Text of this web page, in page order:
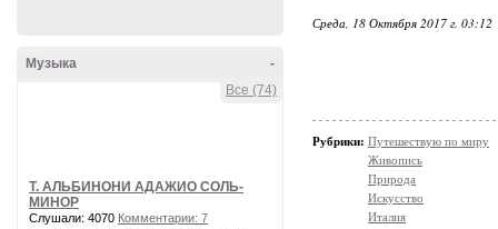
-
Музыка
Все (74)
Т. АЛЬБИНОНИ АДАЖИО СОЛЬ-
МИНОР
Слушали: 4070 Комментарии: 7
Среда, 18 Октября 2017 г. 03:12
Рубрики: Путешествую по миру
Живопись
Природа
Искусство
Италия